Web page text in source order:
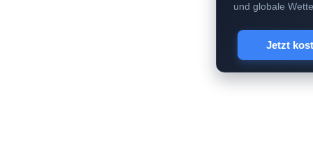
und globale
Jetzt